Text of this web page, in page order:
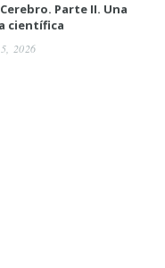
Parte II. Una
científica
2026